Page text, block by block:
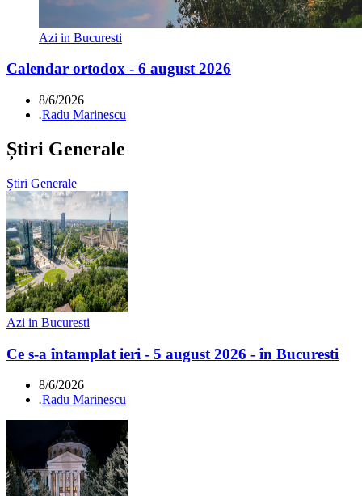
Azi in Bucuresti
Calendar ortodox - 6 august 2026
8/6/2026
.Radu Marinescu
Știri Generale
Știri Generale
Azi in Bucuresti
Ce s-a întamplat ieri - 5 august 2026 - în Bucuresti
8/6/2026
.Radu Marinescu